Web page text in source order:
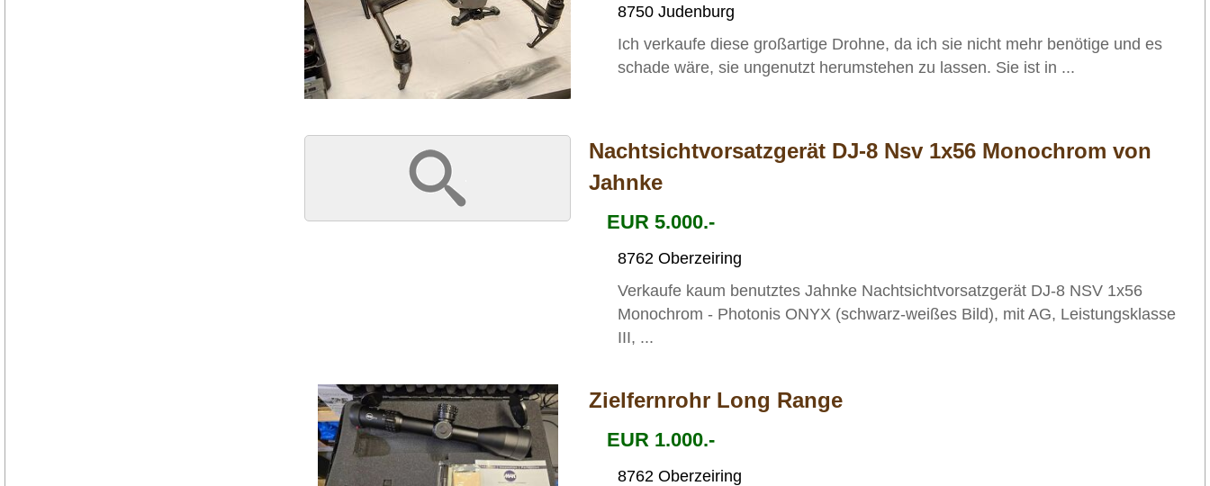
8750 Judenburg
Ich verkaufe diese großartige Drohne, da ich sie nicht mehr benötige und es
schade wäre, sie ungenutzt herumstehen zu lassen. Sie ist in ...
Nachtsichtvorsatzgerät DJ-8 Nsv 1x56 Monochrom von
Jahnke
EUR 5.000.-
8762 Oberzeiring
Verkaufe kaum benutztes Jahnke Nachtsichtvorsatzgerät DJ-8 NSV 1x56
Monochrom - Photonis ONYX (schwarz-weißes Bild), mit AG, Leistungsklasse
III, ...
Zielfernrohr Long Range
EUR 1.000.-
8762 Oberzeiring